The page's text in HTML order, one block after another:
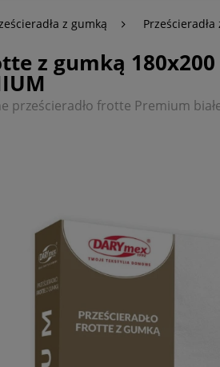
z gumką
z gumką 180x200
prześcieradło frotte Premium